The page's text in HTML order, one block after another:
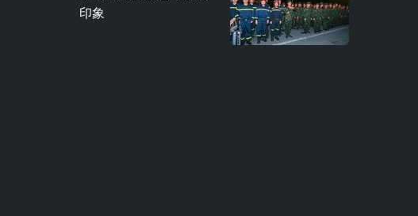
印象